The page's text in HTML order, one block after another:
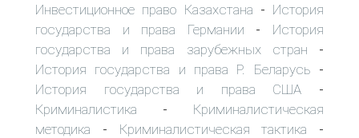
Инвестиционное право Казахстана - История
государства и права Германии - История
государства и права зарубежных стран -
История государства и права Р. Беларусь -
История государства и права США -
Криминалистика - Криминалистическая
методика - Криминалистическая тактика -